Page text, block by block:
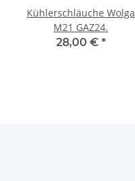
Kühlerschläuche Wolga
M21 GAZ24.
28,00 € *